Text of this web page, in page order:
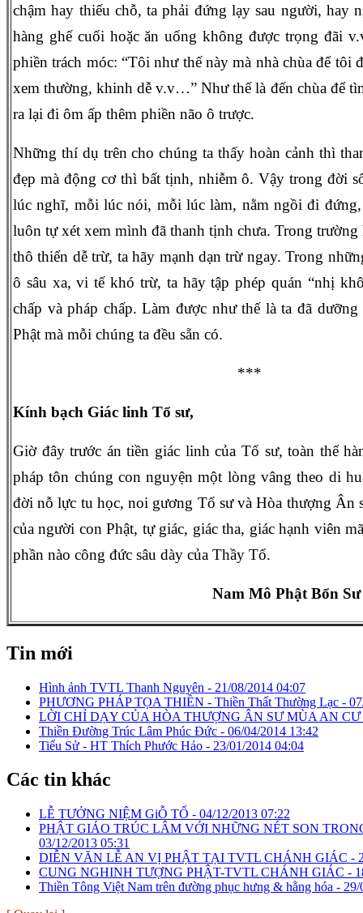
chậm hay thiếu chỗ, ta phải đứng lạy sau người, hay
hàng ghế cuối hoặc ăn uống không được trọng đãi
phiền trách móc: “Tôi như thế này mà nhà chùa để tôi
xem thường, khinh dễ v.v…” Như thế là đến chùa để
ra lại đi ôm ấp thêm phiền não ô trược.
Những thí dụ trên cho chúng ta thấy hoàn cảnh thì
đẹp mà động cơ thì bất tịnh, nhiễm ô. Vậy trong đời
lúc nghĩ, mỗi lúc nói, mỗi lúc làm, nằm ngồi đi
luôn tự xét xem mình đã thanh tịnh chưa. Trong
thô thiển dễ trừ, ta hãy mạnh dạn trừ ngay. Trong
ô sâu xa, vi tế khó trừ, ta hãy tập phép quán “nhị
chấp và pháp chấp. Làm được như thế là ta đã
Phật mà mỗi chúng ta đều sẵn có.
***
Kính bạch Giác linh Tổ sư,
Giờ đây trước án tiền giác linh của Tổ sư, toàn thể
pháp tôn chúng con nguyện một lòng vâng theo di
đời nỗ lực tu học, noi gương Tổ sư và Hòa thượng Ân
của người con Phật, tự giác, giác tha, giác hạnh viên
phần nào công đức sâu dày của Thầy Tổ.
Nam Mô Phật Bổn
Tin mới
Hình ảnh TVTL Thanh Nguyên - 21/08/2014 04:07
PHƯƠNG PHÁP TỌA THIỀN - Thiền Thất Thường Lạc -
LỜI CHỈ DẠY CỦA HÒA THƯỢNG ÂN SƯ MÙA AN
Thiền Đường Trúc Lâm Phúc Đức - 06/04/2014 13:42
Tiểu Sử - HT Thích Phước Hảo - 23/01/2014 04:04
Các tin khác
LỄ TƯỞNG NIỆM GiỖ TỔ - 04/12/2013 07:22
PHẬT GIÁO TRÚC LÂM VỚI NHỮNG NÉT SON
03/12/2013 05:31
DIỄN VĂN LỄ AN VỊ PHẬT TẠI TVTL CHÁNH GIÁC -
CUNG NGHINH TƯỢNG PHẬT-TVTL CHÁNH GIÁC -
Thiền Tông Việt Nam trên đường phục hưng & hằng hóa - 29/